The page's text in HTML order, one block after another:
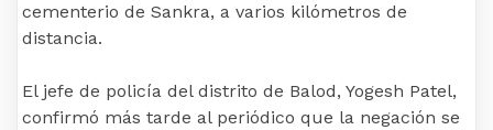
cementerio de Sankra, a varios kilómetros de
distancia.
El jefe de policía del distrito de Balod, Yogesh Patel,
confirmó más tarde al periódico que la negación se